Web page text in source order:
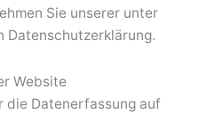
Sie unserer unter
Datenschutzerklärung.
Website
Datenerfassung auf